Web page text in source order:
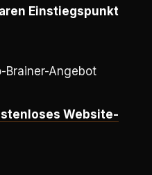
Einstiegspunkt
Brainer-Angebot
Website-